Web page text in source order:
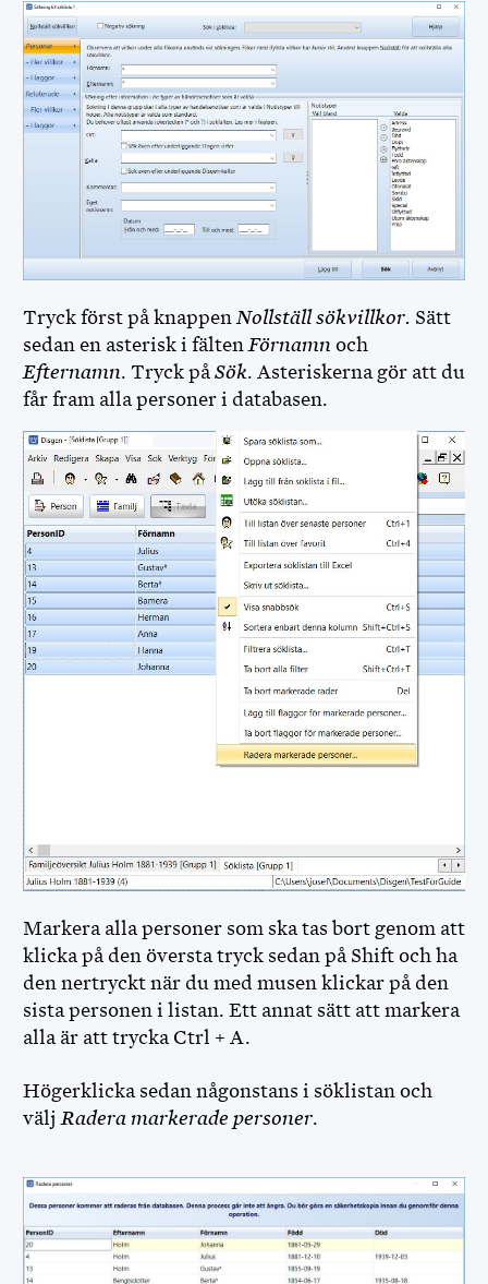
MINISITE IN ENGLISH
DIS FORUM
DISBYT
KLASSISKA DISBYT
DIS WEBBSHOP
OPENRGD
DISPOS
DISCOUNT
MINA SIDOR
FÖR FUNKTIONÄRER
Tryck först på knappenNollställ sökvillkor. Sätt
sedan en asterisk i fältenFörnamn och
Efternamn. Tryck på Sök. Asteriskerna gör att du
får fram alla personer i databasen.
Markera alla personer som ska tas bort genom att
klicka på den översta tryck sedan på Shift och ha
den nertryckt när du med musen klickar på den
sista personen i listan. Ett annat sätt att markera
alla är att trycka Ctrl + A.
Högerklicka sedan någonstans i söklistan och
väljRadera markerade personer.